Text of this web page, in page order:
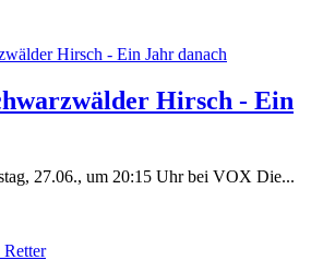
Hirsch - Ein
27.06., um 20:15 Uhr bei VOX Die...